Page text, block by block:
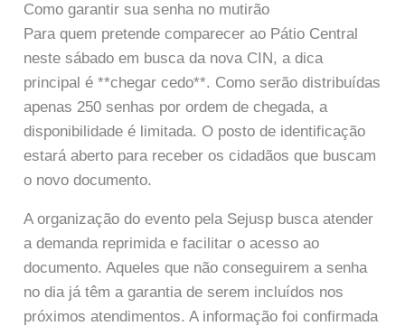
Como garantir sua senha no mutirão
Para quem pretende comparecer ao Pátio Central
neste sábado em busca da nova CIN, a dica
principal é **chegar cedo**. Como serão distribuídas
apenas 250 senhas por ordem de chegada, a
disponibilidade é limitada. O posto de identificação
estará aberto para receber os cidadãos que buscam
o novo documento.
A organização do evento pela Sejusp busca atender
a demanda reprimida e facilitar o acesso ao
documento. Aqueles que não conseguirem a senha
no dia já têm a garantia de serem incluídos nos
próximos atendimentos. A informação foi confirmada